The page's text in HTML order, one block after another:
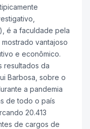
é a faculdade pela
vantajoso
e econômico.
resultados da
Barbosa, sobre o
a pandemia
de todo o país
20.413
de cargos de